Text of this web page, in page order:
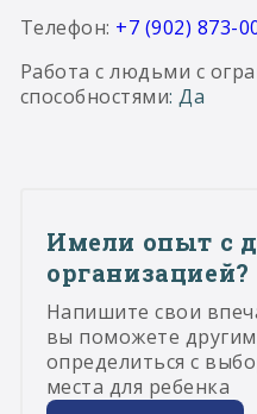
Телефон: +7 (902) 873-
Работа с людьми с
способностями: Да
Имели опыт с
организацией?
Напишите свои
вы поможете
определиться с
места для ребенка